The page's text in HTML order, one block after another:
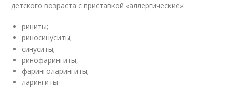
детского возраста с приставкой «аллергические»:
риниты;
риносинуситы;
синуситы;
ринофарингиты,
фаринголарингиты;
ларингиты.